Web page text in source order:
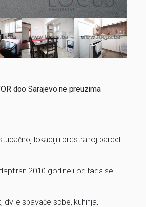
doo Sarajevo ne preuzima
lokaciji i prostranoj parceli
2010 godine i od tada se
dvije spavaće sobe, kuhinja,